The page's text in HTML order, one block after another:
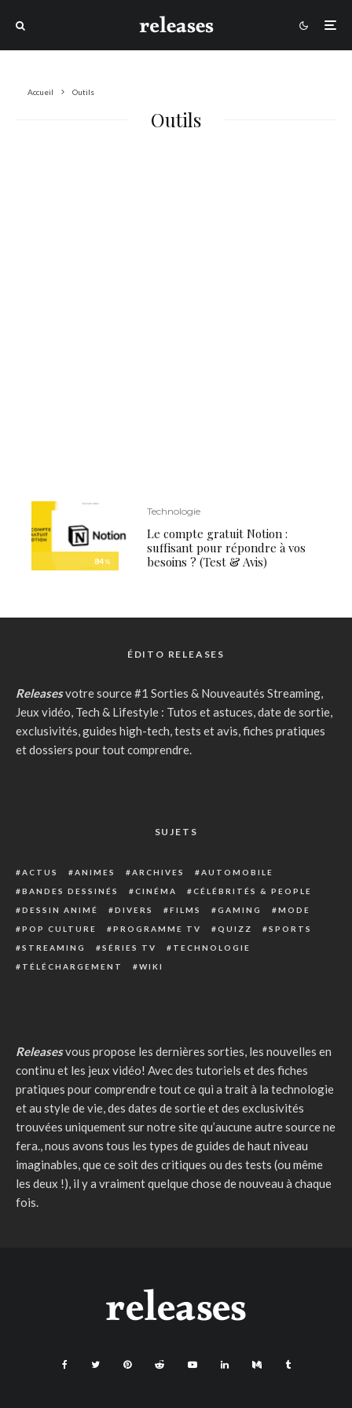
Accueil Outils
Outils
84 %
Technologie
Le compte gratuit Notion :
suffisant pour répondre à vos
besoins ? (Test & Avis)
ÉDITO RELEASES
Releasesvotre source #1 Sorties & Nouveautés Streaming,
Jeux vidéo, Tech & Lifestyle : Tutos et astuces, date de sortie,
exclusivités, guides high-tech, tests et avis, fiches pratiques
et dossiers pour tout comprendre.
SUJETS
ACTUS ANIMES ARCHIVES
AUTOMOBILE
BANDES DESSINÉS
CINÉMA
CÉLÉBRITÉS & PEOPLE
DESSIN ANIMÉ
DIVERS FILMS GAMING
MODE
POP CULTURE
PROGRAMME TV QUIZZ
SPORTS
STREAMING
SÉRIES TV
TECHNOLOGIE
TÉLÉCHARGEMENT
WIKI
Releasesvous propose les dernières sorties, les nouvelles en
continu et les jeux vidéo! Avec des tutoriels et des fiches
pratiques pour comprendre tout ce qui a trait à la technologie
et au style de vie, des dates de sortie et des exclusivités
trouvées uniquement sur notre site qu’aucune autre source ne
fera., nous avons tous les types de guides de haut niveau
imaginables, que ce soit des critiques ou des tests (ou même
les deux !), il y a vraiment quelque chose de nouveau à chaque
fois.